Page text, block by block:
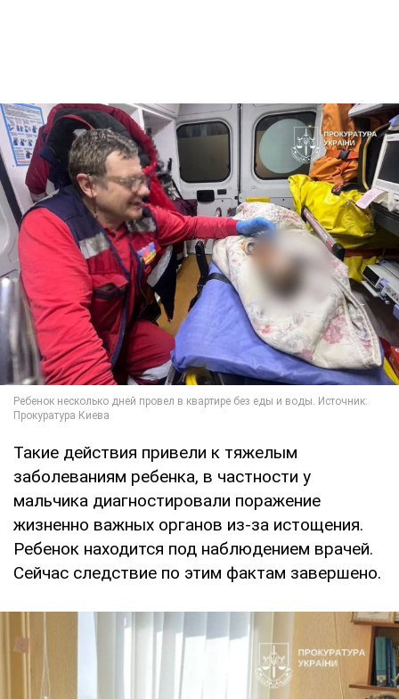
Такие действия привели к тяжелым
заболеваниям ребенка, в частности у
мальчика диагностировали поражение
жизненно важных органов из-за истощения.
Ребенок находится под наблюдением врачей.
Сейчас следствие по этим фактам завершено.